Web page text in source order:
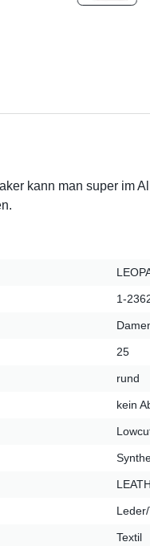
kann man super im
1-
25
rund
kein
Textil